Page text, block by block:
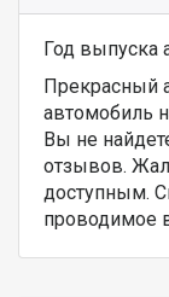
Год выпуска
Прекрасный
автомобиль
Вы не
отзывов.
доступным.
проводимое